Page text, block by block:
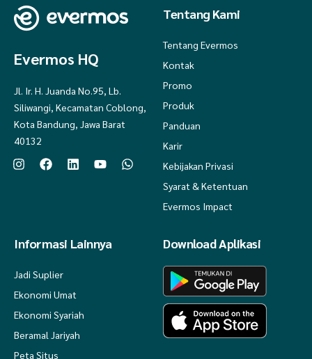
Evermos HQ
Jl. Ir. H. Juanda No.95, Lb.
Siliwangi, Kecamatan Coblong,
Kota Bandung, Jawa Barat
40132
Tentang Kami
Tentang Evermos
Kontak
Promo
Produk
Panduan
Karir
Kebijakan Privasi
Syarat & Ketentuan
Evermos Impact
Informasi Lainnya
Jadi Suplier
Ekonomi Umat
Ekonomi Syariah
Beramal Jariyah
Peta Situs
Download Aplikasi